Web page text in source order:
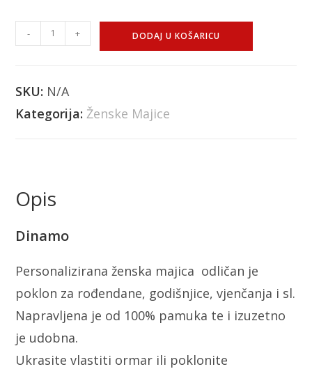
- + DODAJ U KOŠARICU
SKU: N/A
Kategorija: Ženske Majice
Opis
Dinamo
Personalizirana ženska majica odličan je
poklon za rođendane, godišnjice, vjenčanja i sl.
Napravljena je od 100% pamuka te i izuzetno
je udobna.
Ukrasite vlastiti ormar ili poklonite